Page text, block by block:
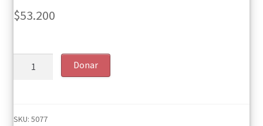
$53.200
X
Donar
SKU: 5077